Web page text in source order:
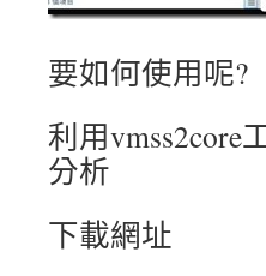
要如何使用呢?
利用vmss2core
分析
下載網址